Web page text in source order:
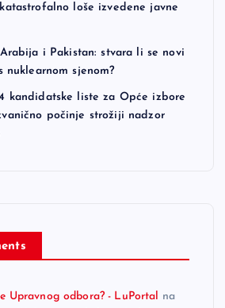
loše izvedene javne
i Pakistan: stvara li se novi
nuklearnom sjenom?
kandidatske liste za Opće izbore
počinje strožiji nadzor
Upravnog odbora? - LuPortal na